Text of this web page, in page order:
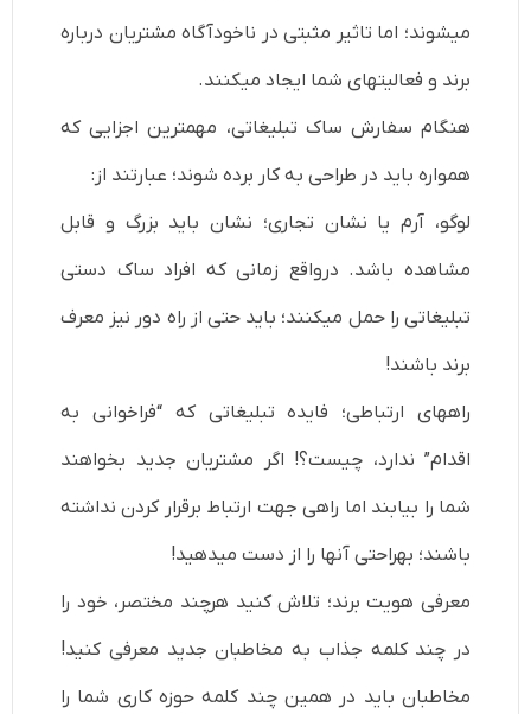
می­شوند؛ اما تاثیر مثبتی در ناخودآگاه مشتریان درباره
برند و فعالیت­های شما ایجاد می­کنند.
هنگام سفارش ساک تبلیغاتی، مهم­ترین اجزایی که
همواره باید در طراحی به کار برده شوند؛ عبارتند از:
لوگو، آرم یا نشان تجاری؛ نشان باید بزرگ و قابل
مشاهده باشد. درواقع زمانی که افراد ساک دستی
تبلیغاتی را حمل می­کنند؛ باید حتی از راه دور نیز معرف
برند باشند!
راه­های ارتباطی؛ فایده تبلیغاتی که “فراخوانی به
اقدام” ندارد، چیست؟! اگر مشتریان جدید بخواهند
شما را بیابند اما راهی جهت ارتباط برقرار کردن نداشته
باشند؛ به­راحتی آن­ها را از دست می­دهید!
معرفی هویت برند؛ تلاش کنید هرچند مختصر، خود را
در چند کلمه جذاب به مخاطبان جدید معرفی کنید!
مخاطبان باید در همین چند کلمه حوزه کاری شما را